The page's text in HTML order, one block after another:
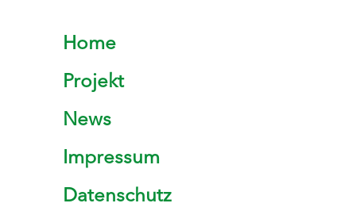
Home
Projekt
News
Impressum
Datenschutz